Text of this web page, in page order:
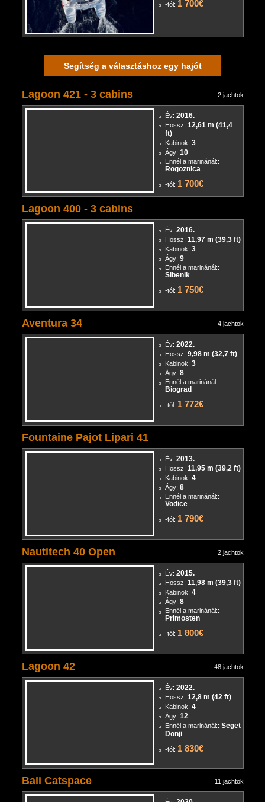
-tól: 1 700€
Segítség a választáshoz egy hajót
Lagoon 421 - 3 cabins 2 jachtok
Év: 2016.
Hossz: 12,61 m (41,4
ft)
Kabinok: 3
Ágy: 10
Ennél a marinánál::
Rogoznica
-tól: 1 700€
Lagoon 400 - 3 cabins
Év: 2016.
Hossz: 11,97 m (39,3 ft)
Kabinok: 3
Ágy: 9
Ennél a marinánál::
Sibenik
-tól: 1 750€
Aventura 34 4 jachtok
Év: 2022.
Hossz: 9,98 m (32,7 ft)
Kabinok: 3
Ágy:8
Ennél a marinánál::
Biograd
-tól: 1 772€
Fountaine Pajot Lipari 41
Év:2013.
Hossz:11,95 m (39,2 ft)
Kabinok:
Ágy:8
Ennél a marinánál::
Vodice
Nautitech 40 Open
Év:2015.
Hossz:11,98 m (39,3 ft)
Kabinok:
Ágy:8
Primosten
Lagoon 42
Év:2022.
Hossz:12,8 m (42 ft)
Kabinok:
Ágy:12
Ennél a marinánál::
Donji